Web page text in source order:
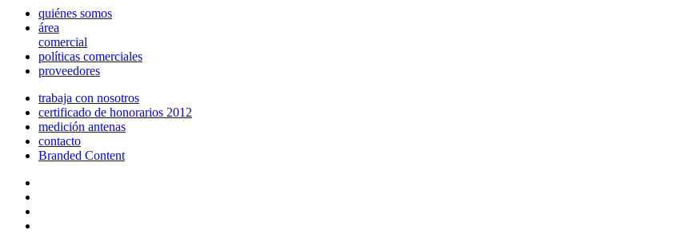
quiénes somos
área
comercial
políticas comerciales
proveedores
trabaja con nosotros
certificado de honorarios 2012
medición antenas
contacto
Branded Content